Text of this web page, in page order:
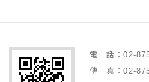
工藝準備大展身手。
並
精
作
電 話：02-
傳 真：02-